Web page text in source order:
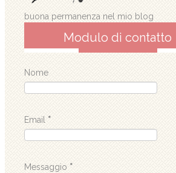
buona permanenza nel mio blog
Modulo di contatto
Nome
Email *
Messaggio *